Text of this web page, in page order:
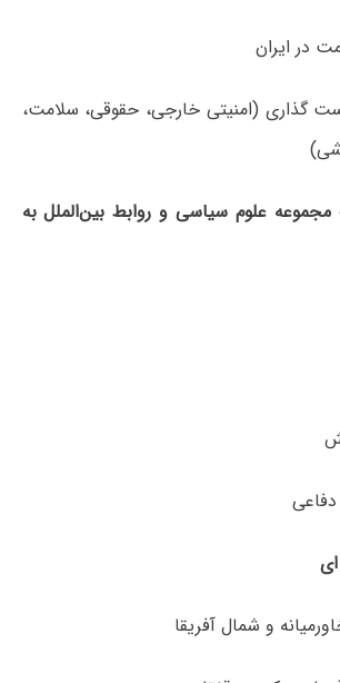
گذاری (امنیتی خارجی، حقوقی، سلامت،
علوم سیاسی و روابط بین‌الملل به